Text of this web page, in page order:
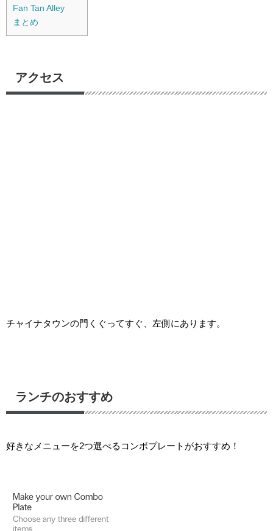
Fan Tan Alley
まとめ
アクセス
チャイナタウンの門くぐってすぐ、左側にあります。
ランチのおすすめ
好きなメニューを2つ選べるコンボプレートがおすすめ！